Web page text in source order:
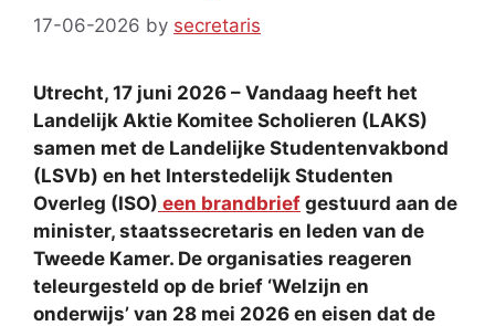
17-06-2026 by secretaris
Utrecht, 17 juni 2026 – Vandaag heeft het
Landelijk Aktie Komitee Scholieren (LAKS)
samen met de Landelijke Studentenvakbond
(LSVb) en het Interstedelijk Studenten
Overleg (ISO) een brandbrief gestuurd aan de
minister, staatssecretaris en leden van de
Tweede Kamer. De organisaties reageren
teleurgesteld op de brief ‘Welzijn en
onderwijs’ van 28 mei 2026 en eisen dat de